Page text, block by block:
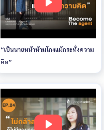
“เป็นนายหน้าห้ามโกงแม้กระทั่งความ
คิด”